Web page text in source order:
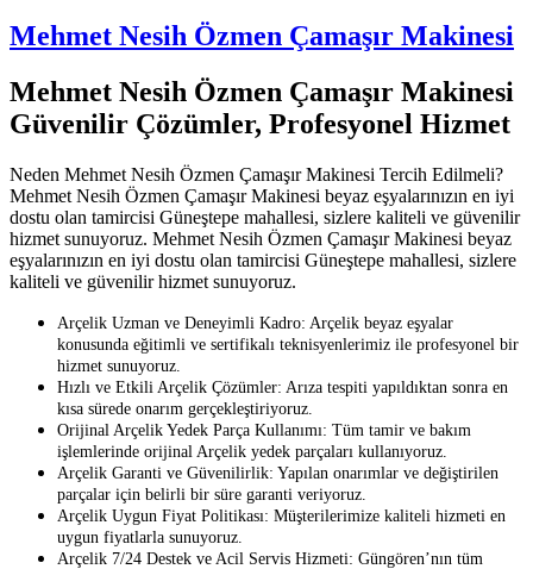
Mehmet Nesih Özmen Çamaşır Makinesi
Mehmet Nesih Özmen Çamaşır Makinesi
Güvenilir Çözümler, Profesyonel Hizmet
Neden Mehmet Nesih Özmen Çamaşır Makinesi Tercih Edilmeli?
Mehmet Nesih Özmen Çamaşır Makinesi beyaz eşyalarınızın en iyi
dostu olan tamircisi Güneştepe mahallesi, sizlere kaliteli ve güvenilir
hizmet sunuyoruz. Mehmet Nesih Özmen Çamaşır Makinesi beyaz
eşyalarınızın en iyi dostu olan tamircisi Güneştepe mahallesi, sizlere
kaliteli ve güvenilir hizmet sunuyoruz.
Arçelik Uzman ve Deneyimli Kadro: Arçelik beyaz eşyalar
konusunda eğitimli ve sertifikalı teknisyenlerimiz ile profesyonel bir
hizmet sunuyoruz.
Hızlı ve Etkili Arçelik Çözümler: Arıza tespiti yapıldıktan sonra en
kısa sürede onarım gerçekleştiriyoruz.
Orijinal Arçelik Yedek Parça Kullanımı: Tüm tamir ve bakım
işlemlerinde orijinal Arçelik yedek parçaları kullanıyoruz.
Arçelik Garanti ve Güvenilirlik: Yapılan onarımlar ve değiştirilen
parçalar için belirli bir süre garanti veriyoruz.
Arçelik Uygun Fiyat Politikası: Müşterilerimize kaliteli hizmeti en
uygun fiyatlarla sunuyoruz.
Arçelik 7/24 Destek ve Acil Servis Hizmeti: Güngören’nın tüm